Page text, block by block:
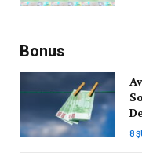
Bonus
8